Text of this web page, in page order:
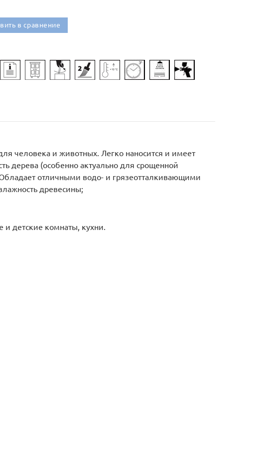
в сравнение
человека и животных. Легко наносится и имеет
дерева (особенно актуально для срощенной
отличными водо- и грязеотталкивающими
древесины;
и детские комнаты, кухни.